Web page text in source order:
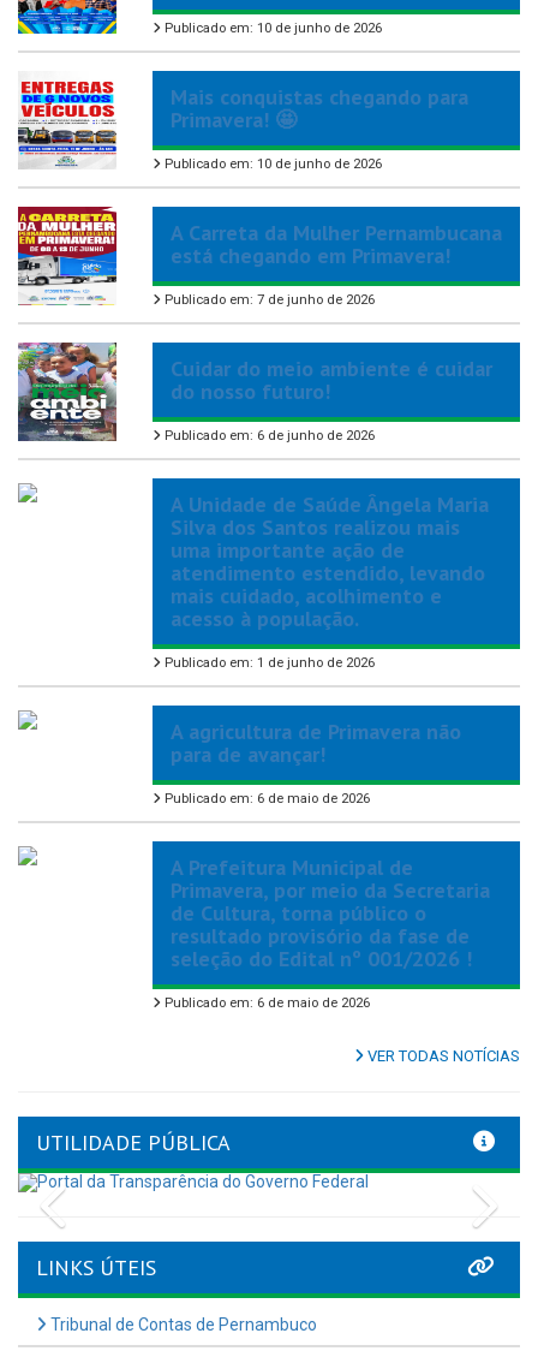
Publicado em: 10 de junho de 2026
Mais conquistas chegando para
Primavera! 🤩
Publicado em: 10 de junho de 2026
A Carreta da Mulher Pernambucana
está chegando em Primavera!
Publicado em: 7 de junho de 2026
Cuidar do meio ambiente é cuidar
do nosso futuro!
Publicado em: 6 de junho de 2026
A Unidade de Saúde Ângela Maria
Silva dos Santos realizou mais
uma importante ação de
atendimento estendido, levando
mais cuidado, acolhimento e
acesso à população.
Publicado em: 1 de junho de 2026
A agricultura de Primavera não
para de avançar!
Publicado em: 6 de maio de 2026
A Prefeitura Municipal de
Primavera, por meio da Secretaria
de Cultura, torna público o
resultado provisório da fase de
seleção do Edital nº 001/2026 !
Publicado em: 6 de maio de 2026
VER TODAS NOTÍCIAS
UTILIDADE PÚBLICA
Previous
LINKS ÚTEIS
Tribunal de Contas de Pernambuco